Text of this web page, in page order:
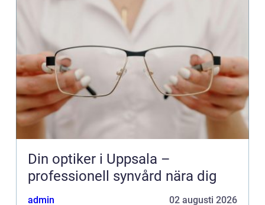
Din optiker i Uppsala –
professionell synvård nära dig
admin 02 augusti 2026